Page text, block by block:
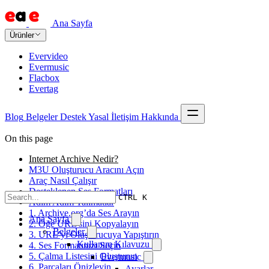
Ana Sayfa
Ürünler
Evervideo
Evermusic
Flacbox
Evertag
Blog Belgeler DestekYasal İletişim Hakkında
CTRL K
Ana Sayfa
Belgeler
Kullanım Kılavuzu
Evermusic
On this page
Internet Archive Nedir?
M3U Oluşturucu Aracını Açın
Araç Nasıl Çalışır
Desteklenen Ses Formatları
Adım Adım Talimatlar
1. Archive.org’da Ses Arayın
2. Öğe URL’sini Kopyalayın
3. URL’yi Oluşturucuya Yapıştırın
4. Ses Formatınızı Seçin
5. Çalma Listesini Oluşturun
6. Parçaları Önizleyin